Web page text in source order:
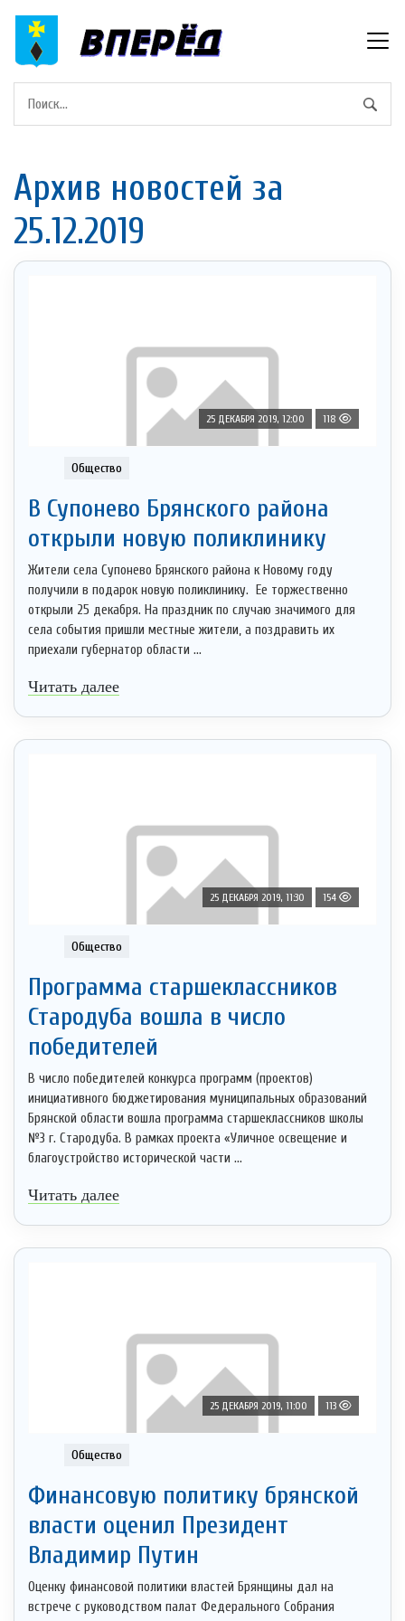
Архив новостей за
25.12.2019
25 ДЕКАБРЯ 2019, 12:00 118
Общество
В Супонево Брянского района
открыли новую поликлинику
Жители села Супонево Брянского района к Новому году
получили в подарок новую поликлинику. Ее торжественно
открыли 25 декабря. На праздник по случаю значимого для
села события пришли местные жители, а поздравить их
приехали губернатор области ...
Читать далее
25 ДЕКАБРЯ 2019, 11:30 154
Общество
Программа старшеклассников
Стародуба вошла в число
победителей
В число победителей конкурса программ (проектов)
инициативного бюджетирования муниципальных образований
Брянской области вошла программа старшеклассников школы
№3 г. Стародуба. В рамках проекта «Уличное освещение и
благоустройство исторической части ...
Читать далее
25 ДЕКАБРЯ 2019, 11:00 113
Общество
Финансовую политику брянской
власти оценил Президент
Владимир Путин
Оценку финансовой политики властей Брянщины дал на
встрече с руководством палат Федерального Собрания